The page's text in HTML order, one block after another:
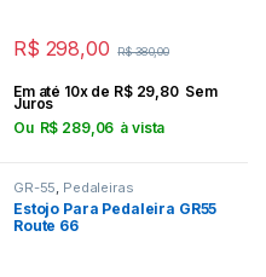
R$ 298,00 R$380,00
Em até 10x de R$29,80 Sem
Juros
Ou R$ 289,06 à vista
GR-55 Pedaleiras
Estojo Para Pedaleira GR55
Route 66